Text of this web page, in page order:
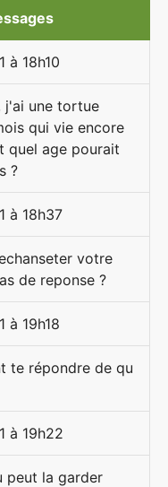
à 18h10
j'ai une tortue
qui vie encore
quel age pourait
?
à 18h37
votre
de reponse ?
à 19h18
te répondre de qu
à 19h22
peut la garder